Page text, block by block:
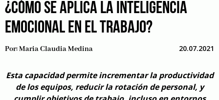
¿CÓMO SE APLICA LA INTELIGENCIA
EMOCIONAL EN EL TRABAJO?
Por:Maria Claudia Medina 20.07.2021
Esta capacidad permite incrementar la productividad
de los equipos, reducir la rotación de personal, y